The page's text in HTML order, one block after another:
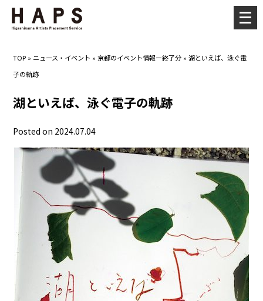
TOP » ニュース・イベント »京都のイベント情報ー終了分 »湖といえば、泳ぐ電
子の軌跡
湖といえば、泳ぐ電子の軌跡
Posted on 2024.07.04
メ
ニ
ー